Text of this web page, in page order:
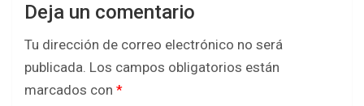
Deja un comentario
Tu dirección de correo electrónico no será
publicada. Los campos obligatorios están
marcados con *